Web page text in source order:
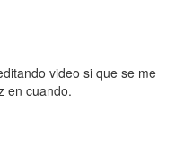
video si que se me
en cuando.